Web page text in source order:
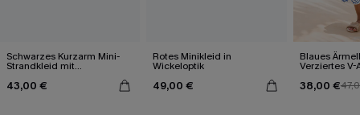
Schwarzes Kurzarm Mini-
Strandkleid mit
43,00 €
Rotes Minikleid in
Wickeloptik
49,00 €
Blaues
Verziertes
38,00 €